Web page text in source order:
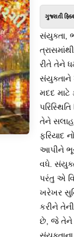
ગુજરાતી
સંયુક્તા,
રીતે તેને
સંયુક્તાને
મદદ માટે
તેને
ફરિયાદ
આપીને
વધે.
પરંતુ એ
ખરેખર
કરીને
છે, જે તેને